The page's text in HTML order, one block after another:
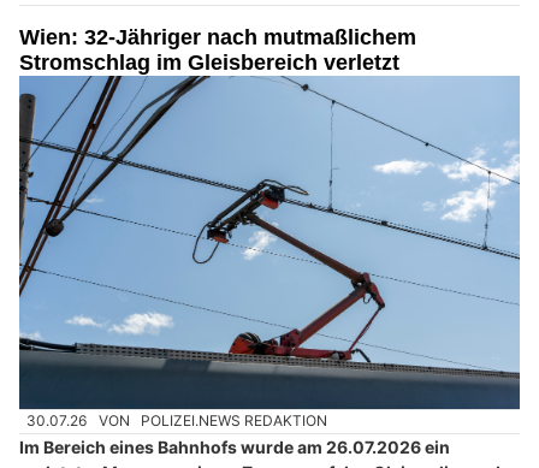
Wien: 32-Jähriger nach mutmaßlichem
Stromschlag im Gleisbereich verletzt
30.07.26 VON POLIZEI.NEWS REDAKTION
Im Bereich eines Bahnhofs wurde am 26.07.2026 ein